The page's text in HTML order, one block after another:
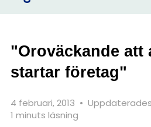
"Oroväckande att
startar företag"
4 februari, 2013 •
1 minuts läsning